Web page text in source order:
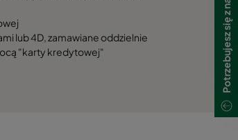
lub 4D, zamawiane oddzielnie
"karty kredytowej"